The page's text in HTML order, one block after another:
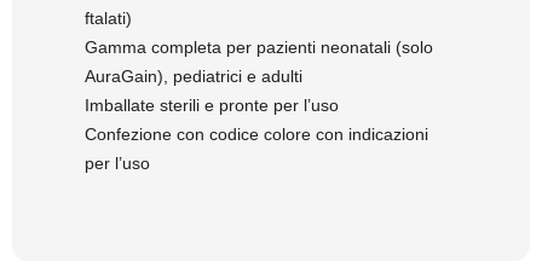
ftalati)
Gamma completa per pazienti neonatali (solo
AuraGain), pediatrici e adulti
Imballate sterili e pronte per l’uso
Confezione con codice colore con indicazioni
per l’uso